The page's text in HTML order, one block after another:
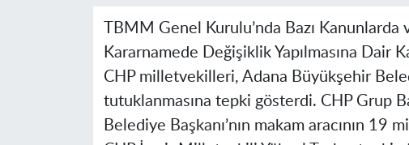
TBMM Genel Kurulu’nda Bazı
Kararnamede Değişiklik Yapılmasına Dair
CHP milletvekilleri, Adana Büyükşehir
tutuklanmasına tepki gösterdi. CHP Grup
Belediye Başkanı’nın makam aracının 19